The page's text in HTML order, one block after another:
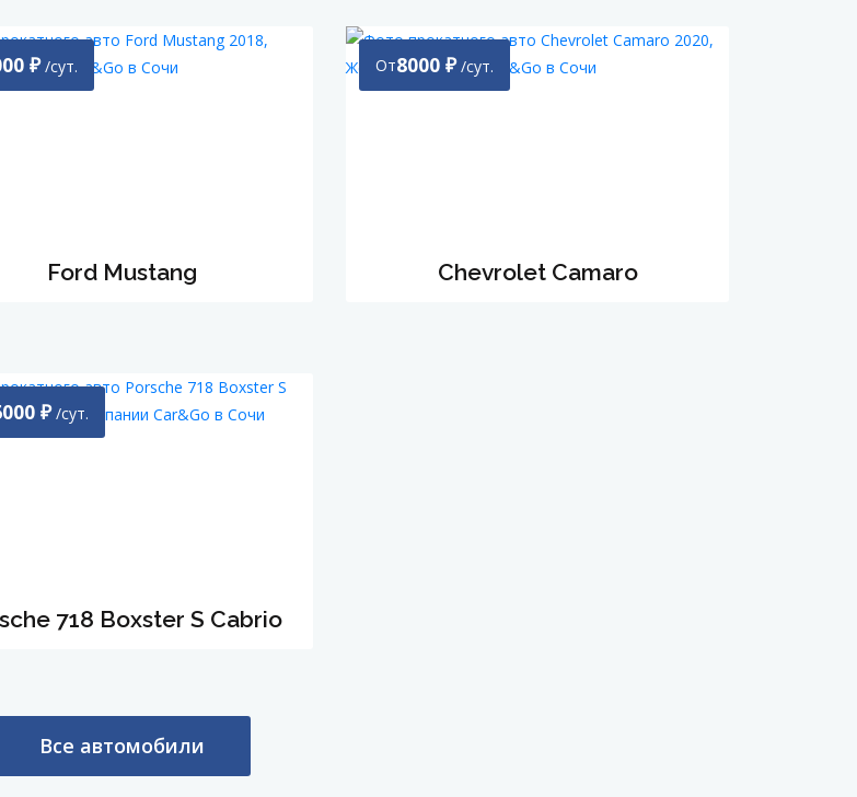
Ford Mustang
₽ /сут.
Chevrolet Camaro
От8000 ₽ /сут.
718 Boxster S Cabrio
₽ /сут.
Все автомобили